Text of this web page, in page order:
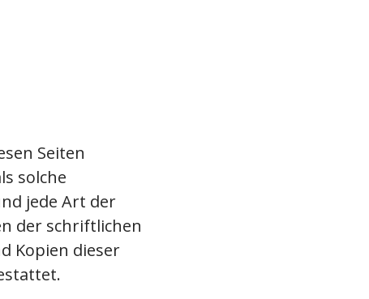
Seiten
solche
jede Art der
der schriftlichen
Kopien dieser